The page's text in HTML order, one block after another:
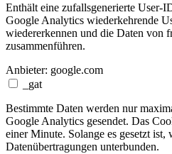
Enthält eine zufallsgenerierte User-
Google Analytics wiederkehrende
wiedererkennen und die Daten von
zusammenführen.
Anbieter: google.com
_gat
Bestimmte Daten werden nur
Google Analytics gesendet. Das
einer Minute. Solange es gesetzt ist,
Datenübertragungen unterbunden.